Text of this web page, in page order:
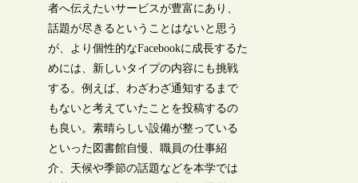
者へ伝えたいサービスが豊富にあり、
話題が尽きるということはないと思う
が、より個性的なFacebookに成長するた
めには、新しいタイプの内容にも挑戦
する。例えば、わざわざ通知するまで
もないと考えていたことを投稿するの
も良い。素晴らしい設備が整っている
といった図書館自慢、職員の仕事紹
介、天候や季節の話題などを本学では